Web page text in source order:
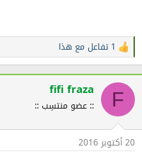
ا
ل
ت
ف
ع
ا
ت
:
1 تفاعل مع هذا
F
fifi fraza
:: عضو منتسِب ::
20 أكتوبر 2016